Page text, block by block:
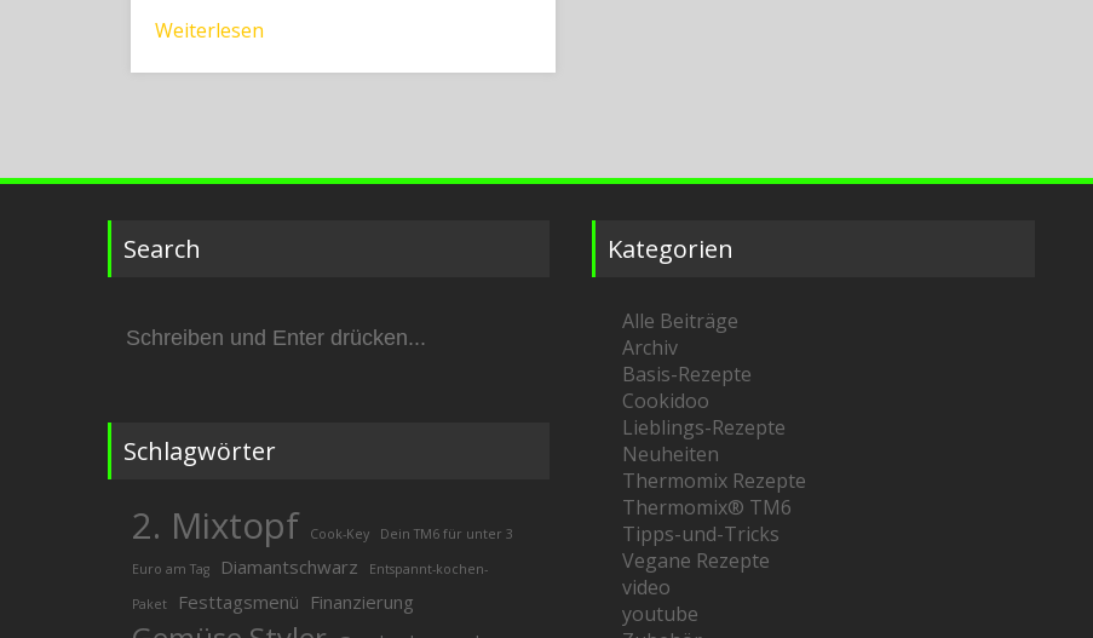
Weiterlesen
Search
nach:
Schlagwörter
2. Mixtopf Cook-Key Dein TM6 für unter 3
Euro am Tag Diamantschwarz Entspannt-kochen-
Paket Festtagsmenü Finanzierung
Kategorien
Alle Beiträge
Archiv
Basis-Rezepte
Cookidoo
Lieblings-Rezepte
Neuheiten
Thermomix Rezepte
Thermomix® TM6
Tipps-und-Tricks
Vegane Rezepte
video
youtube